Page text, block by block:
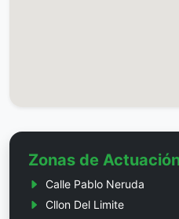
Zonas de
Calle Pablo Neruda
Cllon Del Limite